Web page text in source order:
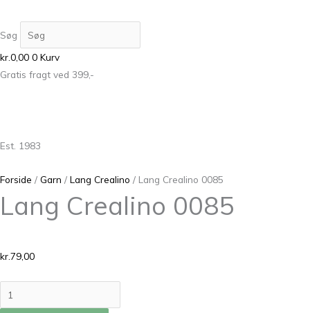
Søg
kr.0,00 0 Kurv
Gratis fragt ved 399,-
Est. 1983
Forside / Garn / Lang Crealino / Lang Crealino 0085
Lang Crealino 0085
kr.79,00